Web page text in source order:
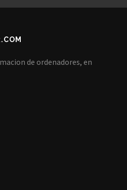
de ordenadores, en